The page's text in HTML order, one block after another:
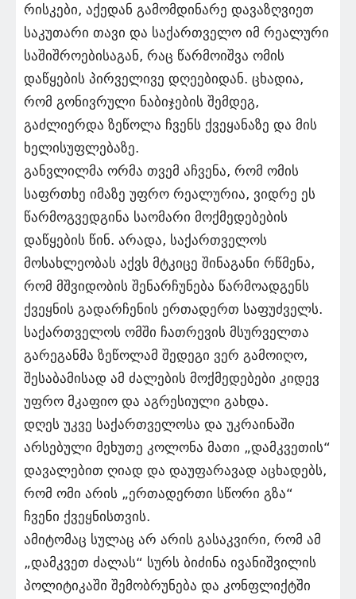
რისკები, აქედან გამომდინარე დავაზღვიეთ
საკუთარი თავი და საქართველო იმ რეალური
საშიშროებისაგან, რაც წარმოიშვა ომის
დაწყების პირველივე დღეებიდან. ცხადია,
რომ გონივრული ნაბიჯების შემდეგ,
გაძლიერდა ზეწოლა ჩვენს ქვეყანაზე და მის
ხელისუფლებაზე.
განვლილმა ორმა თვემ აჩვენა, რომ ომის
საფრთხე იმაზე უფრო რეალურია, ვიდრე ეს
წარმოგვედგინა საომარი მოქმედებების
დაწყების წინ. არადა, საქართველოს
მოსახლეობას აქვს მტკიცე შინაგანი რწმენა,
რომ მშვიდობის შენარჩუნება წარმოადგენს
ქვეყნის გადარჩენის ერთადერთ საფუძველს.
საქართველოს ომში ჩათრევის მსურველთა
გარეგანმა ზეწოლამ შედეგი ვერ გამოიღო,
შესაბამისად ამ ძალების მოქმედებები კიდევ
უფრო მკაფიო და აგრესიული გახდა.
დღეს უკვე საქართველოსა და უკრაინაში
არსებული მეხუთე კოლონა მათი „დამკვეთის“
დავალებით ღიად და დაუფარავად აცხადებს,
რომ ომი არის „ერთადერთი სწორი გზა“
ჩვენი ქვეყნისთვის.
ამიტომაც სულაც არ არის გასაკვირი, რომ ამ
„დამკვეთ ძალას“ სურს ბიძინა ივანიშვილის
პოლიტიკაში შემობრუნება და კონფლიქტში